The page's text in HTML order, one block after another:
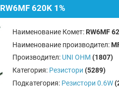
RW6MF 620K 1%
Наименование Комет: RW6MF
Наименование производител:
Производител: UNI OHM (1807)
Категория: Резистори (5289)
Подкатегория: Резистори 0.6W